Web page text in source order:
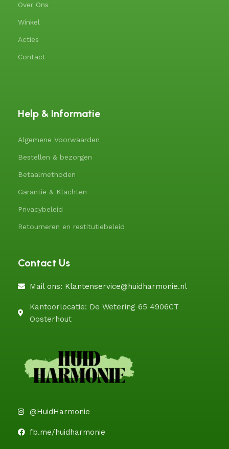
Over Ons
Winkel
Acties
Contact
Help & Informatie
Algemene Voorwaarden
Bestellen & bezorgen
Betaalmethoden
Garantie & Klachten
Privacybeleid
Retourneren en restitutiebeleid
Contact Us
Mail ons: Klantenservice@huidharmonie.nl
Kantoorlocatie: De Wetering 65 4906CT
Oosterhout
@HuidHarmonie
fb.me/huidharmonie